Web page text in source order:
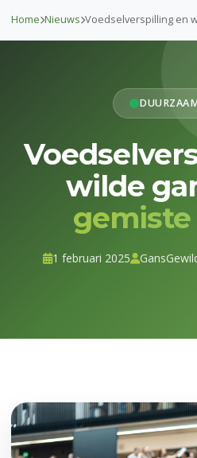
Home Nieuws Voedselverspilling en
wilde
gemiste
1 februari 2025